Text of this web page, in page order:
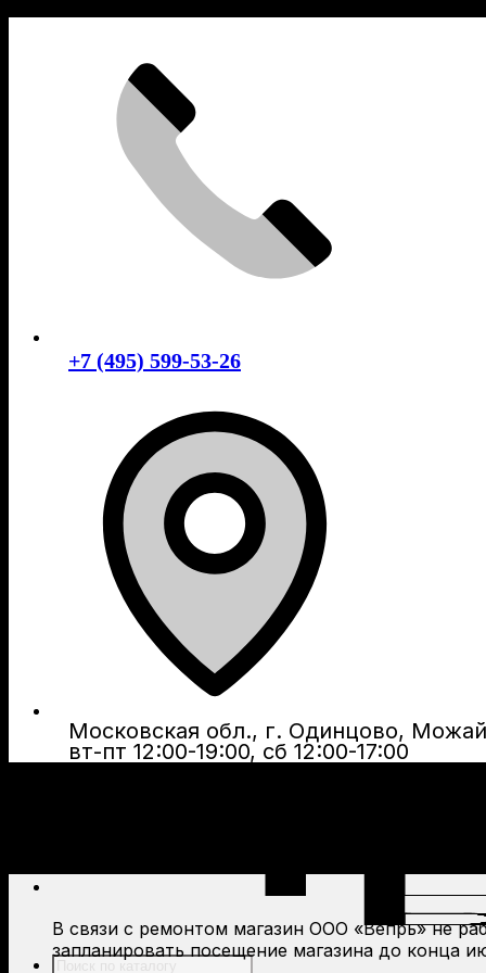
+7 (495) 599-53-26
Московская обл., г. Одинцово,
вт-пт 12:00-19:00, сб 12:00-17:00
Поиск
В связи с ремонтом магазин ООО «Вепрь» не
запланировать посещение магазина до конца